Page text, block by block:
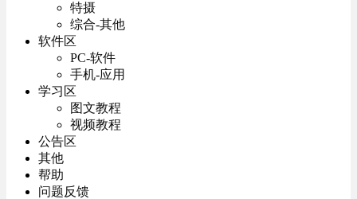
特摄
综合-其他
软件区
PC-软件
手机-应用
学习区
图文教程
视频教程
公告区
其他
帮助
问题反馈